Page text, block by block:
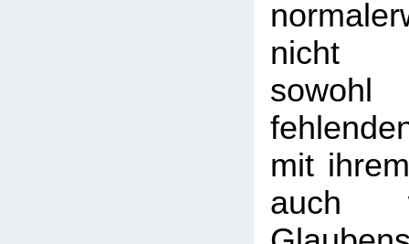
nicht
mit
auch